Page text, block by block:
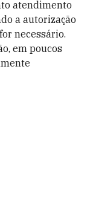
atendimento
a autorização
necessário.
em poucos